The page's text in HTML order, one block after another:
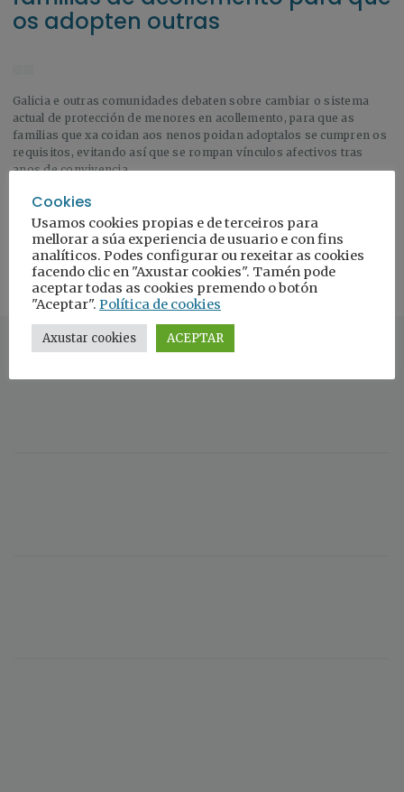
os adopten outras
Galicia e outras comunidades debaten sobre cambiar o sistema
actual de protección de menores en acollemento, para que as
familias que xa coidan aos nenos poidan adoptalos se cumpren os
requisitos, evitando así que se rompan vínculos afectivos tras
anos de convivencia.
Ler a nova
Cookies
Usamos cookies propias e de terceiros para
mellorar a súa experiencia de usuario e con fins
analíticos. Podes configurar ou rexeitar as cookies
facendo clic en "Axustar cookies". Tamén pode
aceptar todas as cookies premendo o botón
"Aceptar". Política de cookies
Axustar cookies ACEPTAR